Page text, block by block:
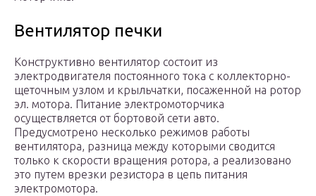
Вентилятор печки
Конструктивно вентилятор состоит из
электродвигателя постоянного тока с коллекторно-
щеточным узлом и крыльчатки, посаженной на ротор
эл. мотора. Питание электромоторчика
осуществляется от бортовой сети авто.
Предусмотрено несколько режимов работы
вентилятора, разница между которыми сводится
только к скорости вращения ротора, а реализовано
это путем врезки резистора в цепь питания
электромотора.